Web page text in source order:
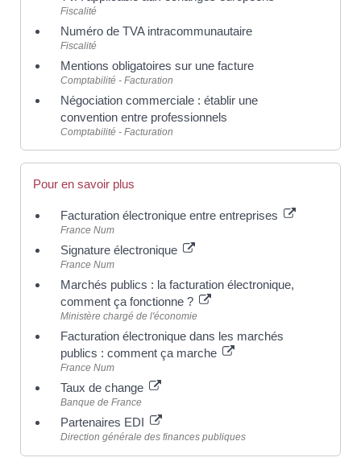
Fiscalité
Numéro de TVA intracommunautaire
Fiscalité
Mentions obligatoires sur une facture
Comptabilité - Facturation
Négociation commerciale : établir une
convention entre professionnels
Comptabilité - Facturation
Pour en savoir plus
Facturation électronique entre entreprises
France Num
Signature électronique
France Num
Marchés publics : la facturation électronique,
comment ça fonctionne ?
Ministère chargé de l'économie
Facturation électronique dans les marchés
publics : comment ça marche
France Num
Taux de change
Banque de France
Partenaires EDI
Direction générale des finances publiques